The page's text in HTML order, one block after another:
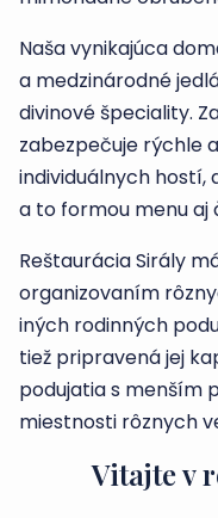
Naša vynikajúca
a medzinárodné
divinové špeciality.
zabezpečuje rýchle
individuálnych hostí,
a to formou menu aj
Reštaurácia Sirály
organizovaním
iných rodinných
tiež pripravená jej
podujatia s menším
miestnosti rôznych
Vitajte v